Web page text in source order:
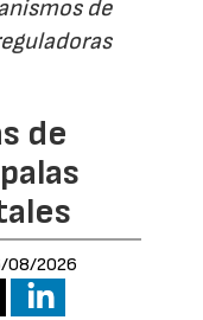
de
de
08/2026